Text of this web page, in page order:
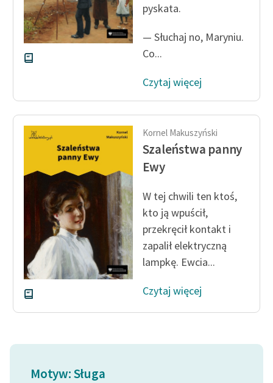
pyskata.
— Słuchaj no, Maryniu.
Co...
Czytaj więcej
Kornel Makuszyński
Szaleństwa panny
Ewy
W tej chwili ten ktoś,
kto ją wpuścił,
przekręcił kontakt i
zapalił elektryczną
lampkę. Ewcia...
Czytaj więcej
Motyw: Sługa